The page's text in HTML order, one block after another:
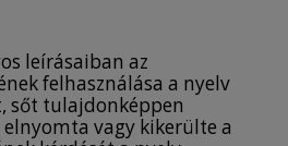
leírásaiban az
felhasználása a nyelv
sőt tulajdonképpen
elnyomta vagy kikerülte a